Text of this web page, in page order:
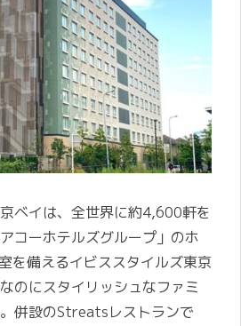
ベイは、全世界に約4,600軒を
コーホテルズグループ」のホ
を備えるイビススタイルズ東京
のにスタイリッシュなファミ
併設のStreatsレストランで